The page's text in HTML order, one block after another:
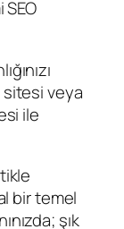
sitesi veya
ile
bir temel
şık